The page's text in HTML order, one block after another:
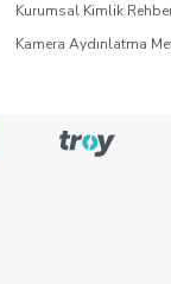
Kurumsal Kimlik
Kamera Aydınlatma